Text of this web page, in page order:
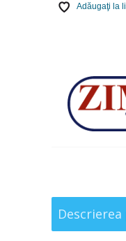
Adăugaţi la